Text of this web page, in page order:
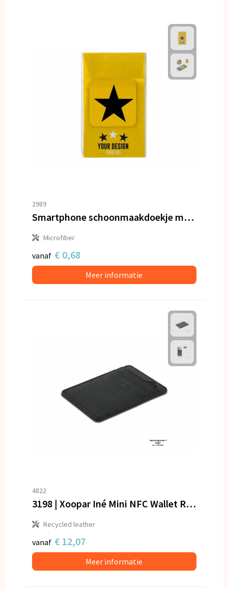
2989
Smartphone schoonmaakdoekje met antibacteriële bestanddelen sticky
Microfiber
vanaf € 0,68
Meer informatie
4822
3198 | Xoopar Iné Mini NFC Wallet Recycled Leather
Recycled leather
vanaf € 12,07
Meer informatie